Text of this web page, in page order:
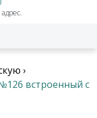
›
встроенный с